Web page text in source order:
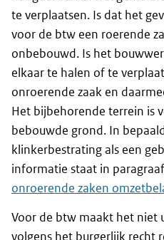
te verplaatsen. Is dat het
voor de btw een roerende
onbebouwd. Is het
elkaar te halen of te
onroerende zaak en
Het bijbehorende terrein is
bebouwde grond. In
klinkerbestrating als een
informatie staat in
onroerende zaken
Voor de btw maakt het niet
volgens het burgerlijk recht